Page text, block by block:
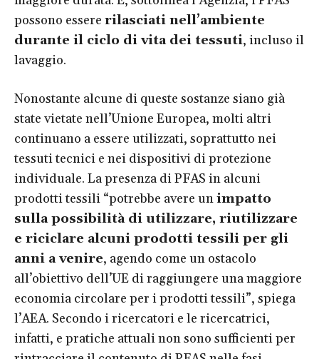
possono essere rilasciati nell’ambiente
durante il ciclo di vita dei tessuti, incluso il
lavaggio.
Nonostante alcune di queste sostanze siano già
state vietate nell’Unione Europea, molti altri
continuano a essere utilizzati, soprattutto nei
tessuti tecnici e nei dispositivi di protezione
individuale. La presenza di PFAS in alcuni
prodotti tessili “potrebbe avere unimpatto
sulla possibilità di utilizzare, riutilizzare
e riciclare alcuni prodotti tessili per gli
anni a venire, agendo come un ostacolo
all’obiettivo dell’UE di raggiungere una maggiore
economia circolare per i prodotti tessili”, spiega
l’AEA. Secondo i ricercatori e le ricercatrici,
infatti, e pratiche attuali non sono sufficienti per